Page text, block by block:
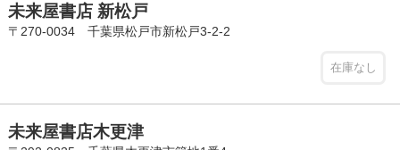
未来屋書店 新松戸
〒270-0034 千葉県松戸市新松戸3-2-2
在庫なし
未来屋書店木更津